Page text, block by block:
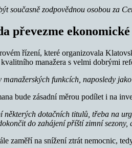
současně zodpovědnou osobou za
převezme
řízení, které organizovala
manažera s velmi dobrými
manažerských funkcích, naposledy
bude zásadní měrou podílet i na
některých dotačních titulů, třeba na
do zahájení příští zimní sezony,
zaměří na snížení ztrát nemocnic,